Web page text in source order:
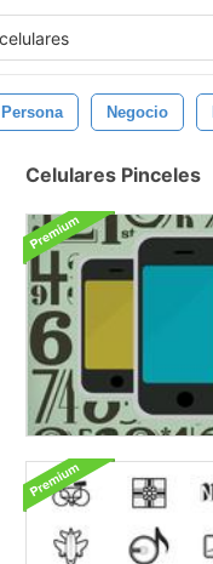
Persona Negocio
Celulares Pinceles